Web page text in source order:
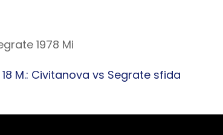
1978 Mi
M.: Civitanova vs Segrate sfida